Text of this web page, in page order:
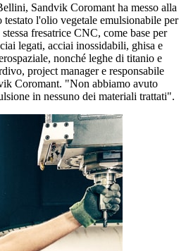
Sandvik Coromant ha messo alla
l'olio vegetale emulsionabile per
fresatrice CNC, come base per
legati, acciai inossidabili, ghisa e
nonché leghe di titanio e
project manager e responsabile
Coromant. "Non abbiamo avuto
in nessuno dei materiali trattati".